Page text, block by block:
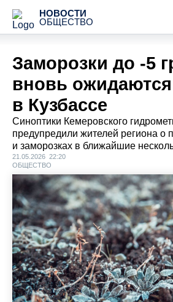
НОВОСТИ
ОБЩЕСТВО
Заморозки до -5
вновь ожидаются
в Кузбассе
Синоптики Кемеровского
предупредили жителей региона о
и заморозках в ближайшие
21.05.2026 22:20
ОБЩЕСТВО